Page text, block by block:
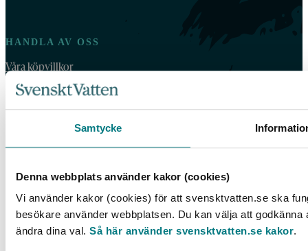
Samtycke
Denna webbplats använder kakor (cookies)
Vi använder kakor (cookies) för att svensktvatten.se ska
besökare använder webbplatsen. Du kan välja att
ändra dina val. Så här använder svensktvatten.se kakor.
HANDLA AV OSS
Våra köpvillkor
For orders outside Sweden and Norway, please order by email:
vattenbokhandeln@exacta.seand include your VAT-number.
Vattenbokhandeln ägs och drivs av Svenskt Vatten.
Vi behandlar dina personuppgifter enligt Svenskt Vattens
dataskyddspolicy.